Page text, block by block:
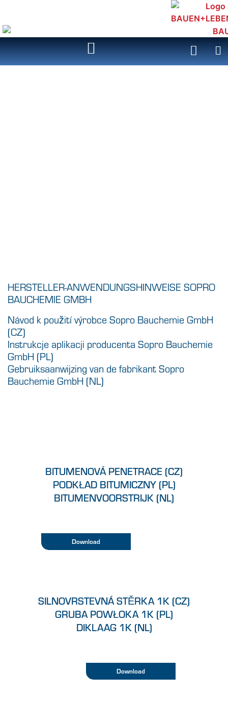
HERSTELLER-ANWENDUNGSHINWEISE SOPRO
BAUCHEMIE GMBH
Návod k použití výrobce Sopro Bauchemie GmbH
(CZ)
Instrukcje aplikacji producenta Sopro Bauchemie
GmbH (PL)
Gebruiksaanwijzing van de fabrikant Sopro
Bauchemie GmbH (NL)
BITUMENOVÁ PENETRACE (CZ)
PODKŁAD BITUMICZNY (PL)
BITUMENVOORSTRIJK (NL)
Download
SILNOVRSTEVNÁ STĚRKA 1K (CZ)
GRUBA POWŁOKA 1K (PL)
DIKLAAG 1K (NL)
Download